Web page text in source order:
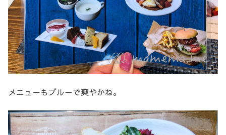
メニューもブルーで爽やかね。